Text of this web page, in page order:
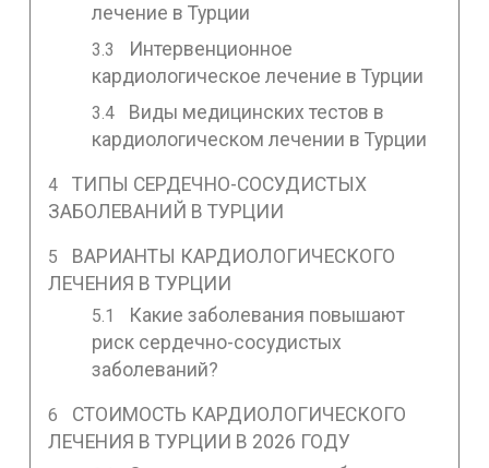
лечение в Турции
Интервенционное
кардиологическое лечение в Турции
Виды медицинских тестов в
кардиологическом лечении в Турции
ТИПЫ СЕРДЕЧНО-СОСУДИСТЫХ
ЗАБОЛЕВАНИЙ В ТУРЦИИ
ВАРИАНТЫ КАРДИОЛОГИЧЕСКОГО
ЛЕЧЕНИЯ В ТУРЦИИ
Какие заболевания повышают
риск сердечно-сосудистых
заболеваний?
СТОИМОСТЬ КАРДИОЛОГИЧЕСКОГО
ЛЕЧЕНИЯ В ТУРЦИИ В 2026 ГОДУ